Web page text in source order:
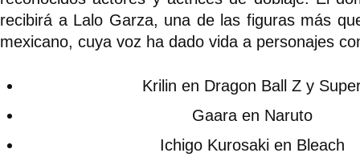
recibirá a Lalo Garza, una de las figuras más
mexicano, cuya voz ha dado vida a personajes
Krilin en Dragon Ball Z y
Gaara en Naruto
Ichigo Kurosaki en Bleach